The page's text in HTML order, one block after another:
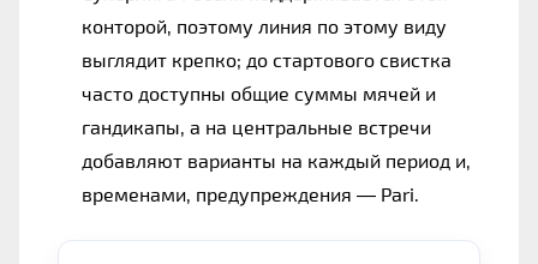
конторой, поэтому линия по этому виду
выглядит крепко; до стартового свистка
часто доступны общие суммы мячей и
гандикапы, а на центральные встречи
добавляют варианты на каждый период и,
временами, предупреждения — Pari.